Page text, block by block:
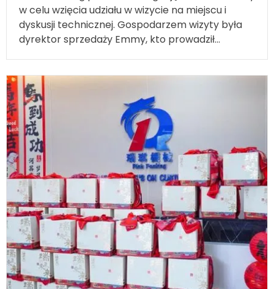
dyskusji technicznej. Gospodarzem wizyty była
dyrektor sprzedaży Emmy, kto prowadził...